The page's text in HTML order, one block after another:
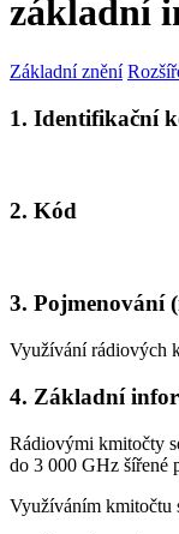
základní
Základní znění
1. Identifikační
2. Kód
3. Pojmenování
Využívání rádiových
4. Základní
Rádiovými kmitočty
do 3 000 GHz šířené
Využíváním kmitočtu